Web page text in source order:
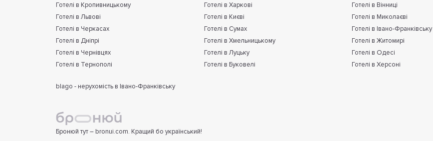
Готелі в Кропивницькому
Готелі в Харкові
Готелі в Вінниці
Готелі в Львові
Готелі в Києві
Готелі в Миколаєві
Готелі в Черкасах
Готелі в Сумах
Готелі в Івано-Франківську
Готелі в Дніпрі
Готелі в Хмельницькому
Готелі в Житомирі
Готелі в Чернівцях
Готелі в Луцьку
Готелі в Одесі
Готелі в Тернополі
Готелі в Буковелі Готелі в Херсоні
blago - нерухомість в Івано-Франківську
Бронюй тут – bronui.com. Кращий бо український!